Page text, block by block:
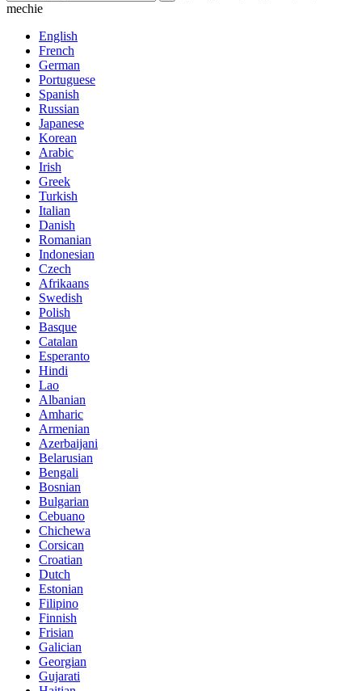
mechie
English
French
German
Portuguese
Spanish
Russian
Japanese
Korean
Arabic
Irish
Greek
Turkish
Italian
Danish
Romanian
Indonesian
Czech
Afrikaans
Swedish
Polish
Basque
Catalan
Esperanto
Hindi
Lao
Albanian
Amharic
Armenian
Azerbaijani
Belarusian
Bengali
Bosnian
Bulgarian
Cebuano
Chichewa
Corsican
Croatian
Dutch
Estonian
Filipino
Finnish
Frisian
Galician
Georgian
Gujarati